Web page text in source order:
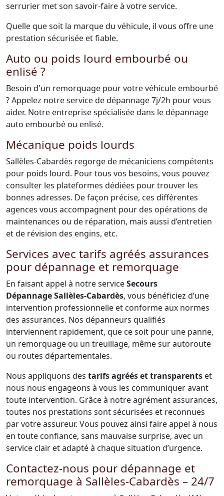
serrurier met son savoir-faire à votre service.
Quelle que soit la marque du véhicule, il vous offre une
prestation sécurisée et fiable.
Auto ou poids lourd embourbé ou
enlisé ?
Besoin d'un remorquage pour votre véhicule embourbé
? Appelez notre service de dépannage 7j/2h pour vous
aider. Notre entreprise spécialisée dans le dépannage
auto embourbé ou enlisé.
Mécanique poids lourds
Sallèles-Cabardès regorge de mécaniciens compétents
pour poids lourd. Pour tous vos besoins, vous pouvez
consulter les plateformes dédiées pour trouver les
bonnes adresses. De façon précise, ces différentes
agences vous accompagnent pour des opérations de
maintenances ou de réparation, mais aussi d’entretien
et de révision des engins, etc.
Services avec tarifs agréés assurances
pour dépannage et remorquage
En faisant appel à notre serviceSecours
Dépannage Sallèles-Cabardès, vous bénéficiez d’une
intervention professionnelle et conforme aux normes
des assurances. Nos dépanneurs qualifiés
interviennent rapidement, que ce soit pour une panne,
un remorquage ou un treuillage, même sur autoroute
ou routes départementales.
Nous appliquons des tarifs agréés et transparents et
nous nous engageons à vous les communiquer avant
toute intervention. Grâce à notre agrément assurances,
toutes nos prestations sont sécurisées et reconnues
par votre assureur. Vous pouvez ainsi faire appel à nous
en toute confiance, sans mauvaise surprise, avec un
service clair et adapté à chaque situation d’urgence.
Contactez-nous pour dépannage et
remorquage à Sallèles-Cabardès – 24/7